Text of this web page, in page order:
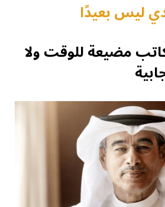
ليس بعيدًا
مضيعة للوقت ولا